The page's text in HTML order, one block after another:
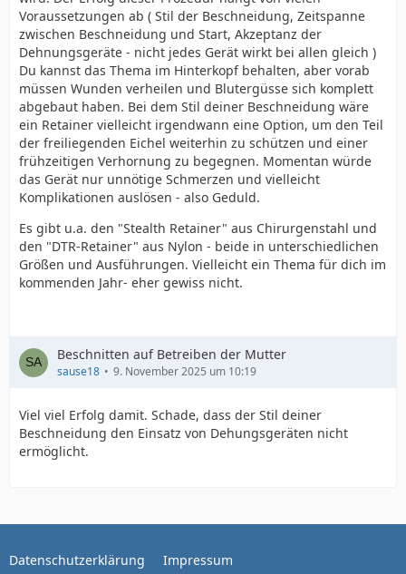
Voraussetzungen ab ( Stil der Beschneidung, Zeitspanne
zwischen Beschneidung und Start, Akzeptanz der
Dehnungsgeräte - nicht jedes Gerät wirkt bei allen gleich )
Du kannst das Thema im Hinterkopf behalten, aber vorab
müssen Wunden verheilen und Blutergüsse sich komplett
abgebaut haben. Bei dem Stil deiner Beschneidung wäre
ein Retainer vielleicht irgendwann eine Option, um den Teil
der freiliegenden Eichel weiterhin zu schützen und einer
frühzeitigen Verhornung zu begegnen. Momentan würde
das Gerät nur unnötige Schmerzen und vielleicht
Komplikationen auslösen - also Geduld.
Es gibt u.a. den "Stealth Retainer" aus Chirurgenstahl und
den "DTR-Retainer" aus Nylon - beide in unterschiedlichen
Größen und Ausführungen. Vielleicht ein Thema für dich im
kommenden Jahr- eher gewiss nicht.
Beschnitten auf Betreiben der Mutter
sause18 9. November 2025 um 10:19
Viel viel Erfolg damit. Schade, dass der Stil deiner
Beschneidung den Einsatz von Dehungsgeräten nicht
ermöglicht.
Datenschutzerklärung Impressum